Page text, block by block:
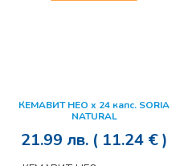
КЕМАВИТ НЕО x 24 капс. SORIA
NATURAL
21.99 лв. ( 11.24 € )